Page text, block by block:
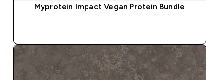
Myprotein Impact Vegan Protein Bundle